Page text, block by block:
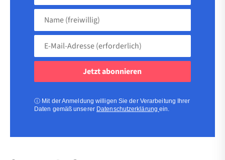
Name
(freiwillig)
Adresse
ⓘ Mit der Anmeldung willigen Sie der Verarbeitung Ihrer
Daten gemäß unserer Datenschutzerklärungein.